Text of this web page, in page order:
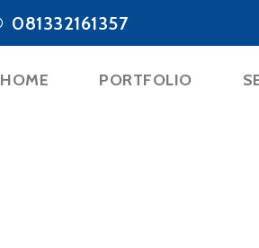
081332161357
HOME PORTFOLIO